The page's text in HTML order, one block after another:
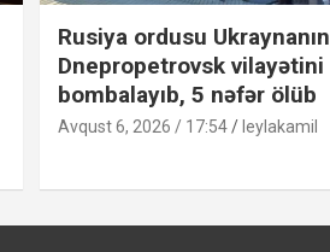
Rusiya ordusu Ukraynanın
Dnepropetrovsk vilayətini
bombalayıb, 5 nəfər ölüb
Avqust 6, 2026 / 17:54 leylakamil